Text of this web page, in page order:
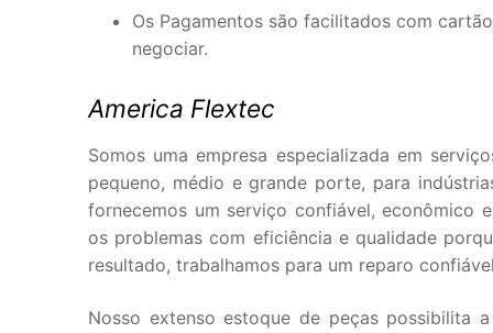
Os Pagamentos são facilitados com
negociar.
America Flextec
Somos uma empresa especializada em
pequeno, médio e grande porte, para
fornecemos um serviço confiável, econômico
os problemas com eficiência e qualidade
resultado, trabalhamos para um reparo
Nosso extenso estoque de peças possibilita